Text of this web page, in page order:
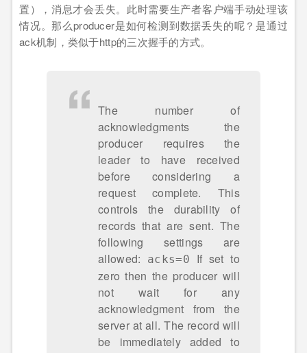
置），消息才会丢失。此时需要生产者客户端手动处理该
情况。那么producer是如何检测到数据丢失的呢？是通过
ack机制，类似于http的三次握手的方式。
The number of
acknowledgments the
producer requires the
leader to have received
before considering a
request complete. This
controls the durability of
records that are sent. The
following settings are
allowed:
acks=0
If set to
zero then the producer will
not wait for any
acknowledgment from the
server at all. The record will
be immediately added to